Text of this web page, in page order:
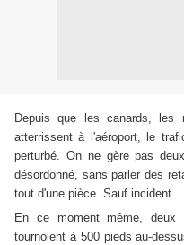
Depuis que les canards, les
atterrissent à l'aéroport, le
perturbé. On ne gère pas
désordonné, sans parler des
tout d'une pièce. Sauf incident.
En ce moment même,
tournoient à 500 pieds au-